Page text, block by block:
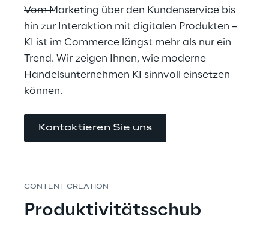
Vom Marketing über den Kundenservice bis
hin zur Interaktion mit digitalen Produkten –
KI ist im Commerce längst mehr als nur ein
Trend. Wir zeigen Ihnen, wie moderne
Handelsunternehmen KI sinnvoll einsetzen
können.
Kontaktieren Sie uns
CONTENT CREATION
Produktivitätsschub